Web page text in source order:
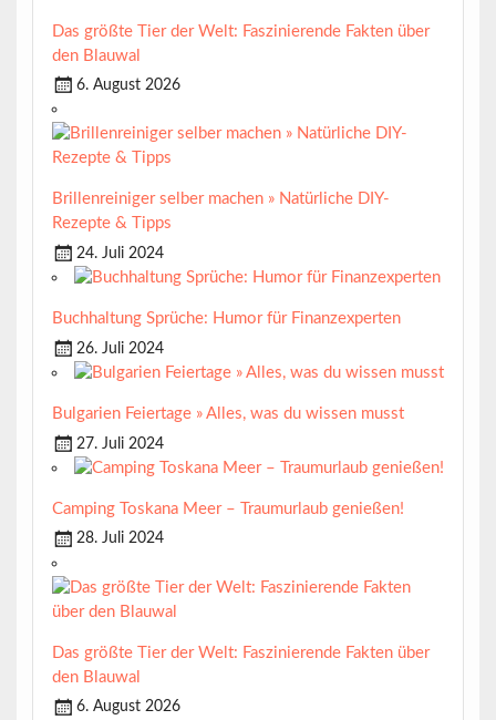
Das größte Tier der Welt: Faszinierende Fakten über
den Blauwal
6. August 2026
Brillenreiniger selber machen » Natürliche DIY-
Rezepte & Tipps
24. Juli 2024
Buchhaltung Sprüche: Humor für Finanzexperten
26. Juli 2024
Bulgarien Feiertage » Alles, was du wissen musst
27. Juli 2024
Camping Toskana Meer – Traumurlaub genießen!
28. Juli 2024
Das größte Tier der Welt: Faszinierende Fakten über
den Blauwal
6. August 2026